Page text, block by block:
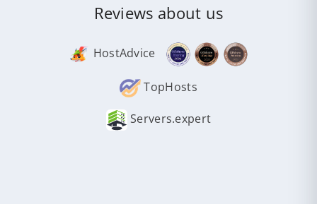
Reviews about us
HostAdvice
TopHosts
Servers.expert